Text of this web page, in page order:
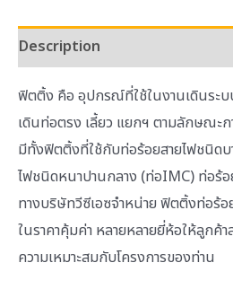
Description
ฟิตติ้ง คือ อุปกรณ์ที่ใช้ในงานเดินระ
เดินท่อตรง เลี้ยว แยกฯ ตามลักษณะ
มีทั้งฟิตติ้งที่ใช้กับท่อร้อยสายไฟชนิดบ
ไฟชนิดหนาปานกลาง (ท่อIMC) ท่อร้
ทางบริษัทวีซีเอซจำหน่าย ฟิตติ้งท่อร้
ในราคาคุ้มค่า หลายหลายยี่ห้อให้ลูกค้า
ความเหมาะสมกับโครงการของท่าน